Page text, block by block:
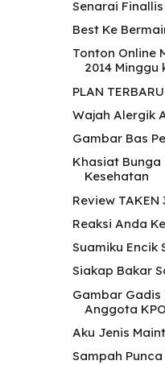
Senarai
Best Ke
Tonton Online
2014 Minggu
PLAN
Wajah Alergik
Gambar Bas
Khasiat Bunga
Kesehatan
Review TAKEN
Reaksi Anda
Suamiku Encik
Siakap Bakar
Gambar Gadis
Anggota
Aku Jenis
Sampah